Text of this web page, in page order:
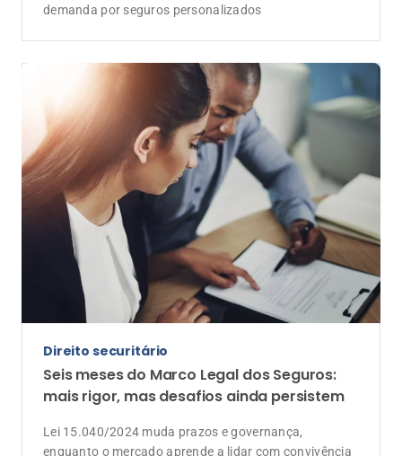
demanda por seguros personalizados
Direito securitário
Seis meses do Marco Legal dos Seguros:
mais rigor, mas desafios ainda persistem
Lei 15.040/2024 muda prazos e governança,
enquanto o mercado aprende a lidar com convivência